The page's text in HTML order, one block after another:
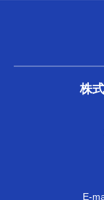
株
E-